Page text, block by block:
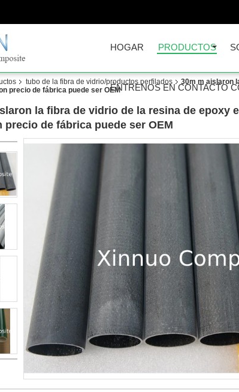
HOGAR PRODUCTOS
ÉNTRENOS EN CONTACTO
tubo de la fibra de vidrio/productos perfilados
30m m aislaron
precio de fábrica puede ser OEM
la fibra de vidrio de la resina de
precio de fábrica puede ser OEM